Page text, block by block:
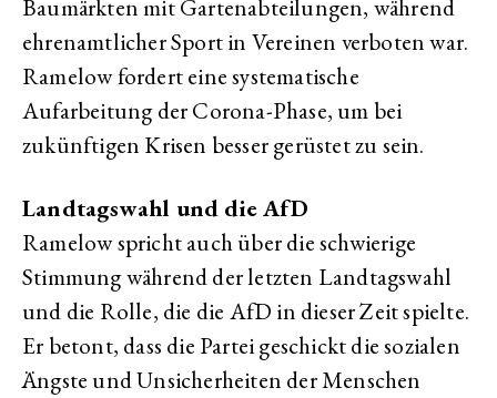
Baumärkten mit Gartenabteilungen, während
ehrenamtlicher Sport in Vereinen verboten war.
Ramelow fordert eine systematische
Aufarbeitung der Corona-Phase, um bei
zukünftigen Krisen besser gerüstet zu sein.
Landtagswahl und die AfD
Ramelow spricht auch über die schwierige
Stimmung während der letzten Landtagswahl
und die Rolle, die die AfD in dieser Zeit spielte.
Er betont, dass die Partei geschickt die sozialen
Ängste und Unsicherheiten der Menschen